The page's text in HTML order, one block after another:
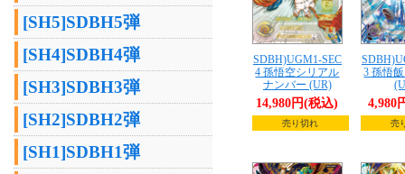
[SH5]SDBH5弾
[SH4]SDBH4弾
[SH3]SDBH3弾
[SH2]SDBH2弾
[SH1]SDBH1弾
SDBH)UGM1-SEC
4 孫悟空シリアル
ナンバー (UR)
14,980円(税込)
売り切れ
3 孫悟
4,980
売